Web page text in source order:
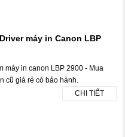
máy in Canon LBP
máy in canon LBP 2900 - Mua
cũ giá rẻ có bảo hành.
CHI TIẾT